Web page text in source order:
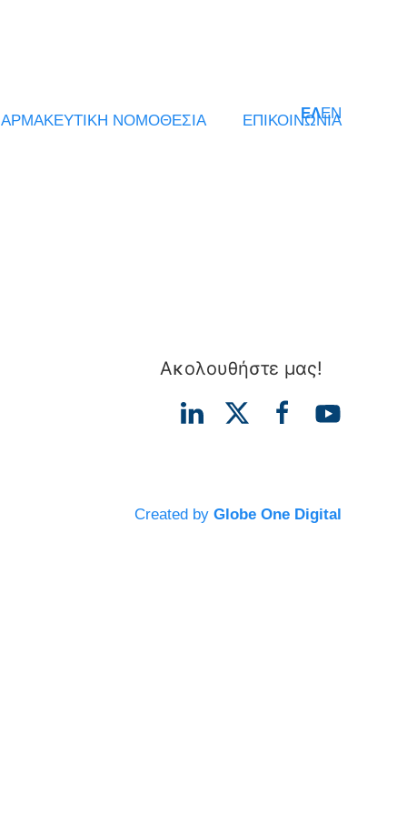
ΕΛEN
ΝΟΜΟΘΕΣΙΑ ΕΠΙΚΟΙΝΩΝΙΑ
Ακολουθήστε μας!
Created by Globe One Digital